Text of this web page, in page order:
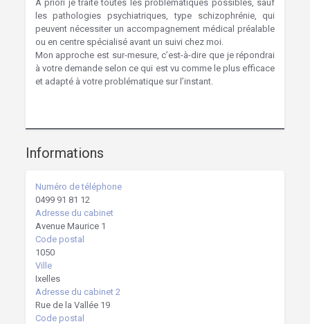
A priori je traite toutes les problématiques possibles, sauf
les pathologies psychiatriques, type schizophrénie, qui
peuvent nécessiter un accompagnement médical préalable
ou en centre spécialisé avant un suivi chez moi.
Mon approche est sur-mesure, c’est-à-dire que je répondrai
à votre demande selon ce qui est vu comme le plus efficace
et adapté à votre problématique sur l’instant.
Informations
Numéro de téléphone
0499 91 81 12
Adresse du cabinet
Avenue Maurice 1
Code postal
1050
Ville
Ixelles
Adresse du cabinet 2
Rue de la Vallée 19
Code postal